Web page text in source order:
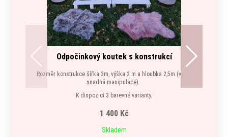
Odpočinkový koutek s konstrukcí
Rozměr konstrukce šířka 3m, výška 2 m a hloubka 2,5m (velmi
snadná manipulace).
K dispozici 3 barevné varianty.
1 400 Kč
Skladem